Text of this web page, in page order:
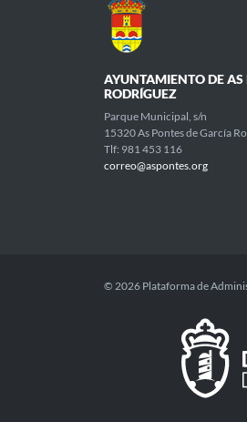
AYUNTAMIENTO DE AS
RODRÍGUEZ
Parque Municipal, s/n
15320 As Pontes de García
Tlf: 981 453 116
correo@aspontes.org
© 2026 Plataforma de